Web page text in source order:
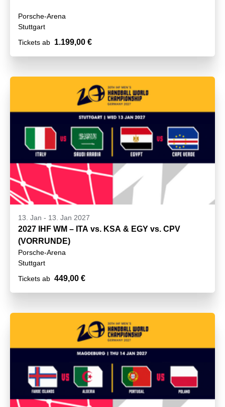
Porsche-Arena
Stuttgart
Tickets ab 1.199,00 €
13. Jan - 13. Jan 2027
2027 IHF WM – ITA vs. KSA & EGY vs. CPV
(VORRUNDE)
Porsche-Arena
Stuttgart
Tickets ab 449,00 €